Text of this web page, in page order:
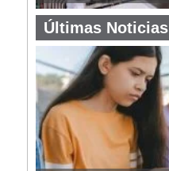
Últimas Noticias